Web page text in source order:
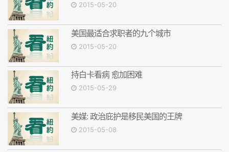
2015-05-20
美国最适合求职者的九个城市
2015-05-20
持白卡看病 愈加困难
2015-05-29
美媒: 政治庇护是移民美国的王牌
2015-05-08